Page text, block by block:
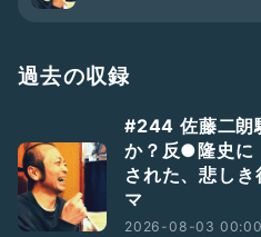
土井よしお 事務所 サークル
https://www.circleline.co.jp/
https://
ラジオトークhttps://
番組エックスhttps://
ブラックサンダー WEB CM
https://www.youtube.com/
ショート動画
過去の収録
#244 佐藤二朗
か？反●隆史に
された、悲し
マ
2026-08-03